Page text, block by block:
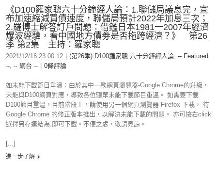
《D100羅家聰六十分鐘經人論：1.聯儲局議息完，宣
布加速縮減買債速度，聯儲局預計2022年加息三次；
2.羅博士解答訂戶問題：借鑑日本1981一2007年經濟
爆波經驗，看中國地方債劵是否拖跨經濟？》 第26
季 第2集 主持：羅家聰
2021/12/16 23:00:12 (第26季) D100羅家聰 六十分鐘經人論, -- Featured
--, -- 網台 -- 0條評論
如未能下載節目重溫︰由於其中一款網頁瀏覽器-Google Chrome的升級，
未能與D100網頁對應，導致各位聽眾未能下載節目重溫。 如需要下載
D100節目重溫，目前階段上，請使用另一個網頁瀏覽器-Firefox 下載， 待
Google Chrome 的修正版本推出，以解決未能下載的問題。 亦可按右click
選擇另存連結為,即可下載。不便之處，敬請見諒。
[...]
進一步了解